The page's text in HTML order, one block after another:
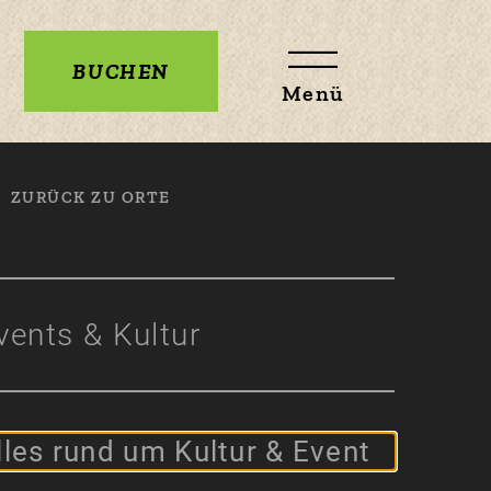
BUCHEN
Menü
ZURÜCK ZU ORTE
& Kultur
rund um Kultur & Event